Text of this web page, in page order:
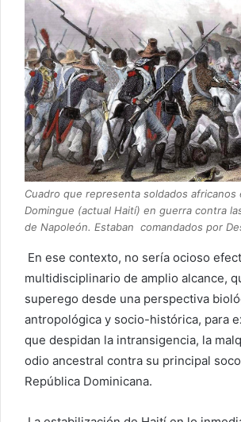
Cuadro que representa soldados africanos
Domingue (actual Haití) en guerra contra
de Napoleón. Estaban comandados por
En ese contexto, no sería ocioso
multidisciplinario de amplio alcance,
superego desde una perspectiva
antropológica y socio-histórica, para
que despidan la intransigencia, la
odio ancestral contra su principal
República Dominicana.